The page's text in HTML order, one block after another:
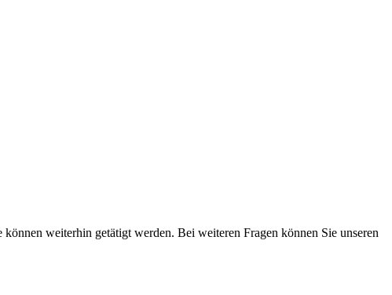
weiterhin getätigt werden. Bei weiteren Fragen können Sie unseren